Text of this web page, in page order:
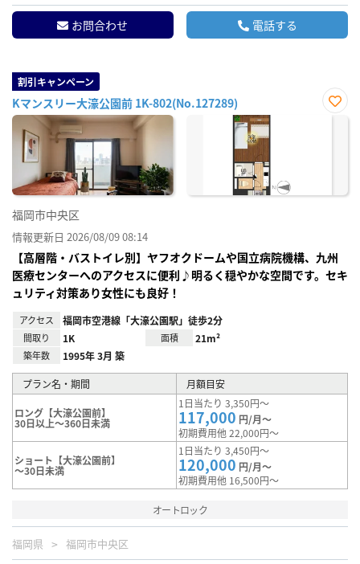
お問合わせ 電話する
割引キャンペーン
Kマンスリー大濠公園前 1K-802(No.127289)
お気
福岡市中央区
情報更新日 2026/08/09 08:14
【高層階・バストイレ別】ヤフオクドームや国立病院機構、九州
医療センターへのアクセスに便利♪明るく穏やかな空間です。セキ
ュリティ対策あり女性にも良好！
アクセス 福岡市空港線「大濠公園駅」徒歩2分
間取り 1K 面積 21m²
築年数 1995年 3月 築
プラン名・期間 月額目安
ロング【大濠公園前】
30日以上～360日未満
1日当たり 3,350円～
117,000 円/月～
初期費用他 22,000円～
ショート【大濠公園前】
～30日未満
1日当たり 3,450円～
120,000 円/月～
初期費用他 16,500円～
オートロック
福岡県 福岡市中央区